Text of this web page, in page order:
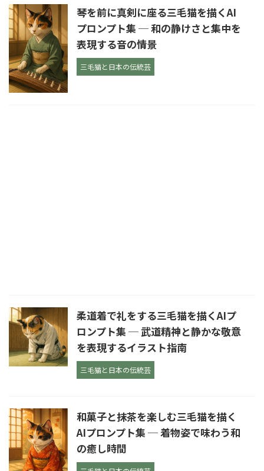
琴を前に真剣に座る三毛猫を描くAI
プロンプト集 ─ 和の静けさと集中を
表現する音の情景
三毛猫と日本の伝統芸
柔道着で礼をする三毛猫を描くAIプ
ロンプト集 ─ 武道精神と静かな敬意
を表現するイラスト指南
三毛猫と日本の伝統芸
和菓子と抹茶を楽しむ三毛猫を描く
AIプロンプト集 ─ 着物姿で味わう和
の癒し時間